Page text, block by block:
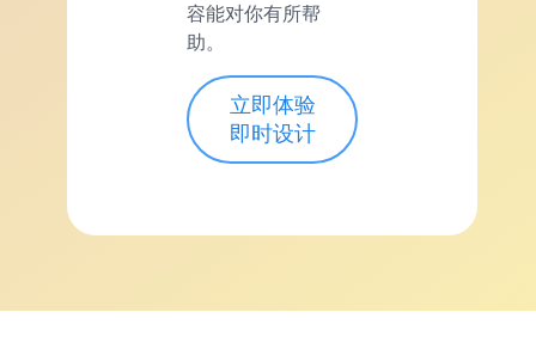
容能对你有所帮
助。
立即体验
即时设计